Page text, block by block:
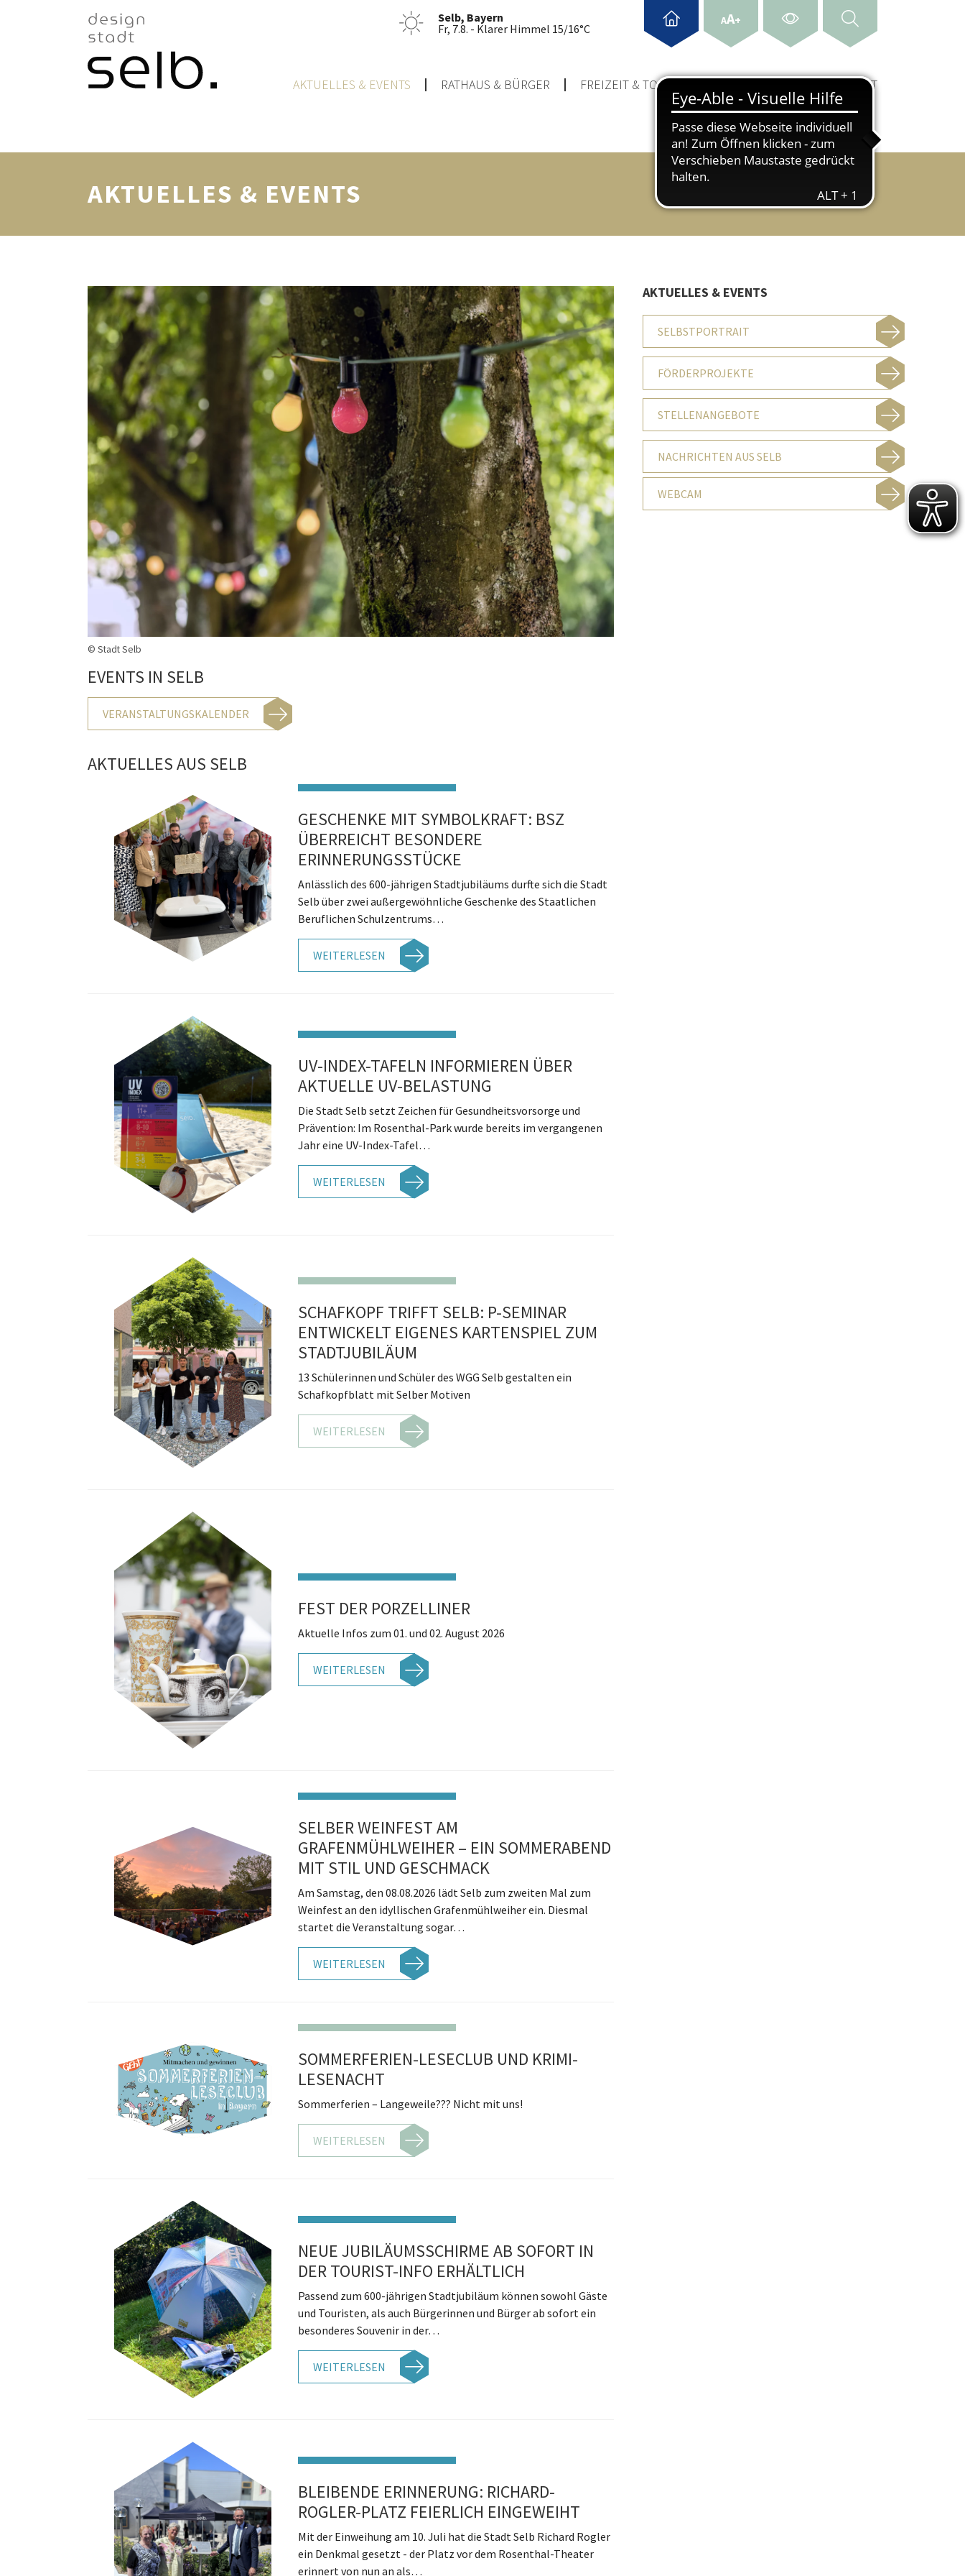
AA+
Selb, Bayern
Fr, 7.8. - Klarer Himmel 15/16°C
AKTUELLES & EVENTS RATHAUS & BÜRGER FREIZEIT & TOURISMUS WIRTSCHAFT & STANDORT
AKTUELLES & EVENTS
© Stadt Selb
EVENTS IN SELB
VERANSTALTUNGSKALENDER
AKTUELLES AUS SELB
GESCHENKE MIT SYMBOLKRAFT: BSZ
ÜBERREICHT BESONDERE
ERINNERUNGSSTÜCKE
Anlässlich des 600-jährigen Stadtjubiläums durfte sich die Stadt
Selb über zwei außergewöhnliche Geschenke des Staatlichen
Beruflichen Schulzentrums…
WEITERLESEN
UV-INDEX-TAFELN INFORMIEREN ÜBER
AKTUELLE UV-BELASTUNG
Die Stadt Selb setzt Zeichen für Gesundheitsvorsorge und
Prävention: Im Rosenthal-Park wurde bereits im vergangenen
Jahr eine UV-Index-Tafel…
WEITERLESEN
SCHAFKOPF TRIFFT SELB: P-SEMINAR
ENTWICKELT EIGENES KARTENSPIEL ZUM
STADTJUBILÄUM
13 Schülerinnen und Schüler des WGG Selb gestalten ein
Schafkopfblatt mit Selber Motiven
WEITERLESEN
FEST DER PORZELLINER
Aktuelle Infos zum 01. und 02. August 2026
WEITERLESEN
SELBER WEINFEST AM
GRAFENMÜHLWEIHER – EIN SOMMERABEND
MIT STIL UND GESCHMACK
Am Samstag, den 08.08.2026 lädt Selb zum zweiten Mal zum
Weinfest an den idyllischen Grafenmühlweiher ein. Diesmal
startet die Veranstaltung sogar…
WEITERLESEN
SOMMERFERIEN-LESECLUB UND KRIMI-
LESENACHT
Sommerferien – Langeweile??? Nicht mit uns!
WEITERLESEN
NEUE JUBILÄUMSSCHIRME AB SOFORT IN
DER TOURIST-INFO ERHÄLTLICH
Passend zum 600-jährigen Stadtjubiläum können sowohl Gäste
und Touristen, als auch Bürgerinnen und Bürger ab sofort ein
besonderes Souvenir in der…
WEITERLESEN
BLEIBENDE ERINNERUNG: RICHARD-
ROGLER-PLATZ FEIERLICH EINGEWEIHT
Mit der Einweihung am 10. Juli hat die Stadt Selb Richard Rogler
ein Denkmal gesetzt - der Platz vor dem Rosenthal-Theater
erinnert von nun an als…
AKTUELLES & EVENTS
SELBSTPORTRAIT
FÖRDERPROJEKTE
STELLENANGEBOTE
NACHRICHTEN AUS SELB
WEBCAM